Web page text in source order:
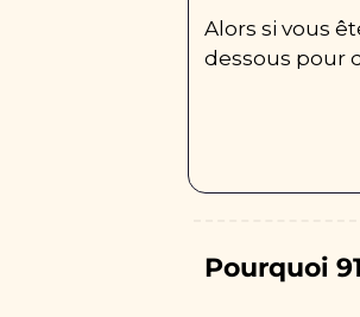
Alors si vous
dessous pour
Pourquoi